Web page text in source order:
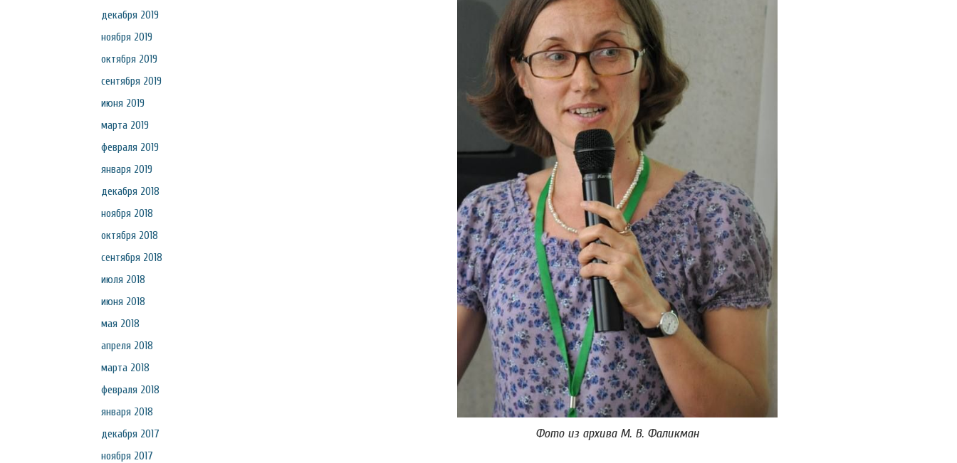
декабря 2019
ноября 2019
октября 2019
сентября 2019
июня 2019
марта 2019
февраля 2019
января 2019
декабря 2018
ноября 2018
октября 2018
сентября 2018
июля 2018
июня 2018
мая 2018
апреля 2018
марта 2018
февраля 2018
января 2018
декабря 2017
ноября 2017
Фото из архива М. В. Фаликман